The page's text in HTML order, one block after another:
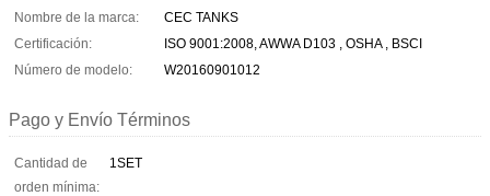
Nombre de la marca:
CEC TANKS
Certificación:
ISO 9001:2008, AWWA D103 , OSHA , BSCI
Número de modelo:
W20160901012
Pago y Envío Términos
Cantidad de
orden mínima:
1SET